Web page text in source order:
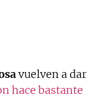
vuelven a dar
hace bastante